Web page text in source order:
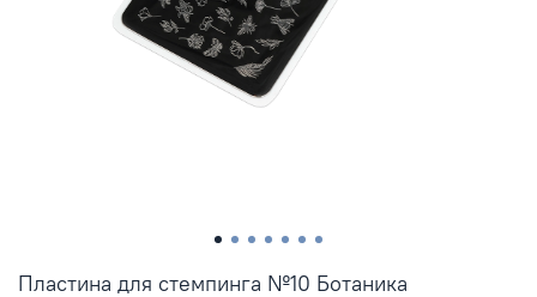
Пластина для стемпинга №10 Ботаника